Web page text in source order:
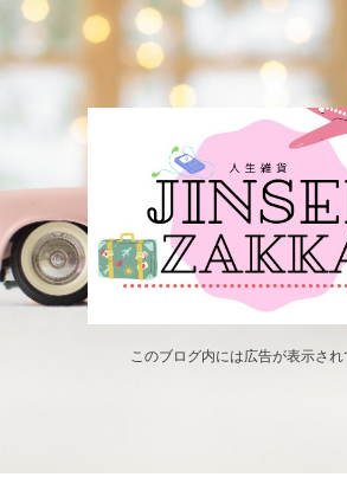
このブログ内には広告が表示さ